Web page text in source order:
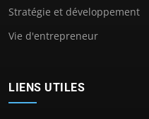
Stratégie et développement
Vie d'entrepreneur
LIENS UTILES